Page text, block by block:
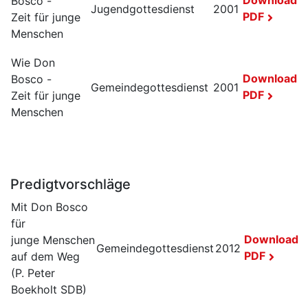
Zeit für junge
Menschen
Jugendgottesdienst 2001
PDF
Wie Don
Bosco -
Zeit für junge
Menschen
Gemeindegottesdienst 2001
Download
PDF
Predigtvorschläge
Mit Don Bosco
für
junge Menschen
auf dem Weg
(P. Peter
Boekholt SDB)
Gemeindegottesdienst 2012
Download
PDF